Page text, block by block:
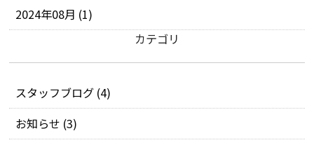
2024年08月 (1)
カテゴリ
スタッフブログ (4)
お知らせ (3)